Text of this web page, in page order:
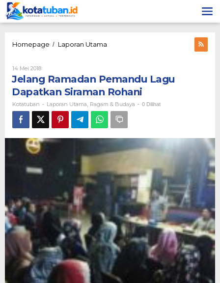
Lewati
ke
konten
Homepage / Laporan Utama
Dapatkan
Siraman
Rohani
14 Mei 2018Oleh
Kotatuban
Jelang Ramadan Pemandu Lagu
Dapatkan Siraman Rohani
Kotatuban - Laporan Utama Ragam & Budaya - 0 Dilihat